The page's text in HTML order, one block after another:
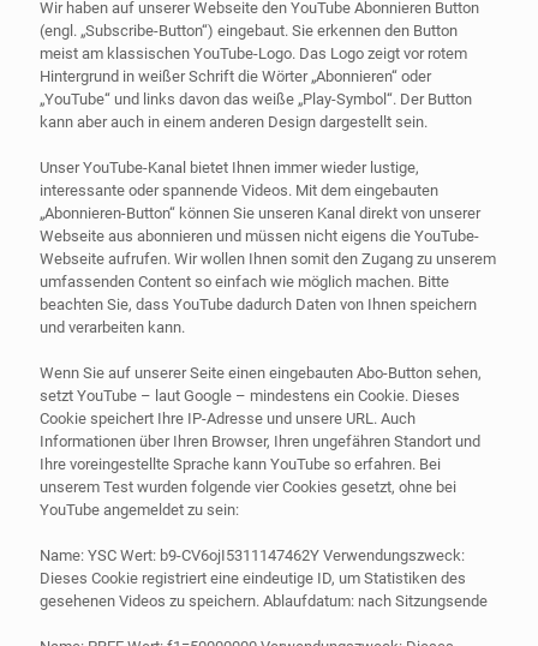
Wir haben auf unserer Webseite den YouTube Abonnieren Button
(engl. „Subscribe-Button“) eingebaut. Sie erkennen den Button
meist am klassischen YouTube-Logo. Das Logo zeigt vor rotem
Hintergrund in weißer Schrift die Wörter „Abonnieren“ oder
„YouTube“ und links davon das weiße „Play-Symbol“. Der Button
kann aber auch in einem anderen Design dargestellt sein.
Unser YouTube-Kanal bietet Ihnen immer wieder lustige,
interessante oder spannende Videos. Mit dem eingebauten
„Abonnieren-Button“ können Sie unseren Kanal direkt von unserer
Webseite aus abonnieren und müssen nicht eigens die YouTube-
Webseite aufrufen. Wir wollen Ihnen somit den Zugang zu unserem
umfassenden Content so einfach wie möglich machen. Bitte
beachten Sie, dass YouTube dadurch Daten von Ihnen speichern
und verarbeiten kann.
Wenn Sie auf unserer Seite einen eingebauten Abo-Button sehen,
setzt YouTube – laut Google – mindestens ein Cookie. Dieses
Cookie speichert Ihre IP-Adresse und unsere URL. Auch
Informationen über Ihren Browser, Ihren ungefähren Standort und
Ihre voreingestellte Sprache kann YouTube so erfahren. Bei
unserem Test wurden folgende vier Cookies gesetzt, ohne bei
YouTube angemeldet zu sein:
Name: YSC Wert: b9-CV6ojI5311147462Y Verwendungszweck:
Dieses Cookie registriert eine eindeutige ID, um Statistiken des
gesehenen Videos zu speichern. Ablaufdatum: nach Sitzungsende